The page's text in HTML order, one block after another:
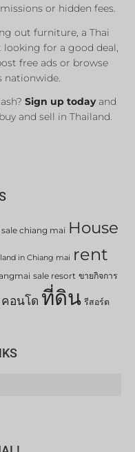
or hidden fees.
out furniture, a Thai
for a good deal,
free ads or browse
nationwide.
Sign up todayand
and sell in Thailand.
chiang mai House
land in Chiang mai rent
sale resort ขายกิจการ
คอนโด ที่ดิน รีสอร์ต